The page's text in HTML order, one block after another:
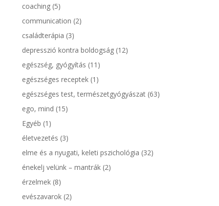
coaching(5)
communication (2)
családterápia (3)
depresszió kontra boldogság(12)
egészség, gyógyítás (11)
egészséges receptek(1)
egészséges test, természetgyógyászat(63)
ego, mind (15)
Egyéb (1)
életvezetés (3)
elme és a nyugati, keleti pszichológia (32)
énekelj velünk – mantrák(2)
érzelmek(8)
evészavarok(2)